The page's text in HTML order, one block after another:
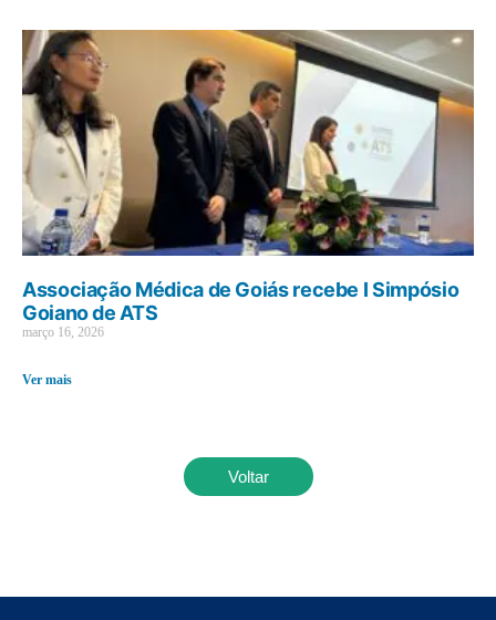
Associação Médica de Goiás recebe I Simpósio
Goiano de ATS
março 16, 2026
Ver mais
Voltar